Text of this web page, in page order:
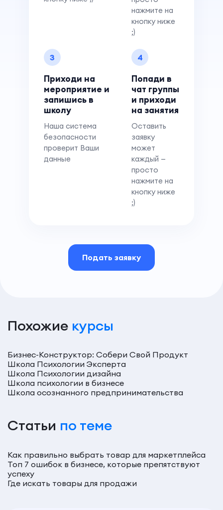
нажмите на
кнопку ниже
;)
3
Приходи на
мероприятие и
запишись в
школу
Наша система
безопасности
проверит Ваши
данные
4
Попади в
чат группы
и приходи
на занятия
Оставить
заявку
может
каждый —
просто
нажмите на
кнопку ниже
;)
Подать заявку
Похожие курсы
Бизнес-Конструктор: Собери Свой Продукт
Школа Психологии Эксперта
Школа Психологии дизайна
Школа психологии в бизнесе
Школа осознанного предпринимательства
Статьи по теме
Как правильно выбрать товар для маркетплейса
Топ 7 ошибок в бизнесе, которые препятствуют
успеху
Где искать товары для продажи